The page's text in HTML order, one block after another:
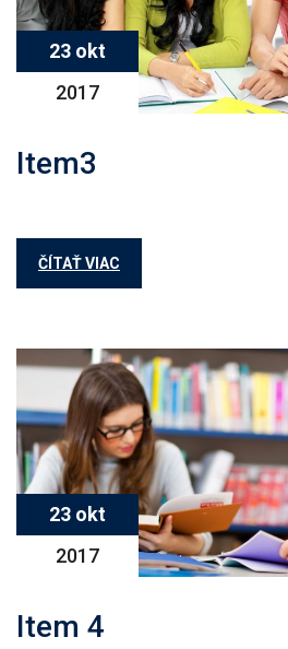
23 okt
2017
Item3
ČÍTAŤ VIAC
23 okt
2017
Item 4